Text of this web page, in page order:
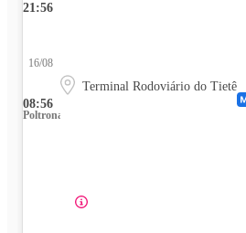
21:56
08:56
16/08
Terminal Rodoviário do Tietê
Poltrona